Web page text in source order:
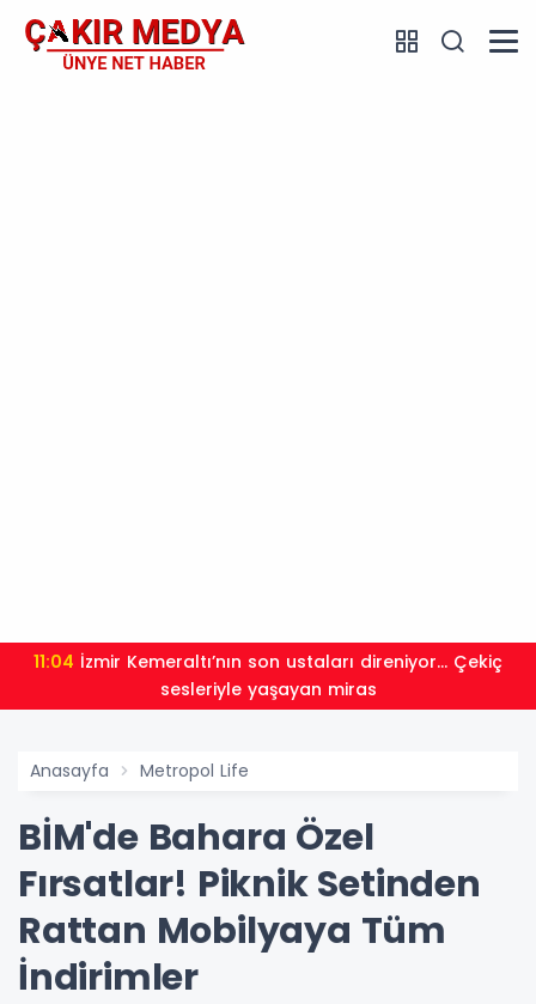
11:04
sesleriyle yaşayan miras
Anasayfa Metropol Life
BİM'de Bahara Özel
Fırsatlar! Piknik Setinden
Rattan Mobilyaya Tüm
İndirimler